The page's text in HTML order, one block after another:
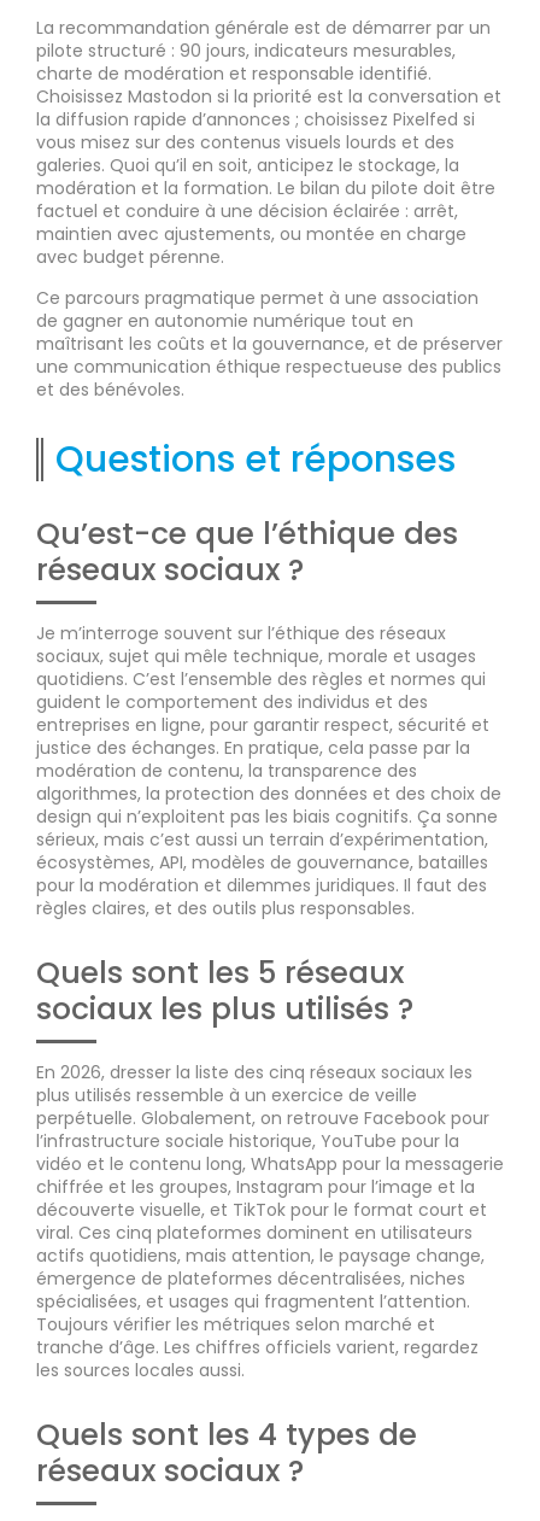
La recommandation générale est de démarrer par un
pilote structuré : 90 jours, indicateurs mesurables,
charte de modération et responsable identifié.
Choisissez Mastodon si la priorité est la conversation et
la diffusion rapide d’annonces ; choisissez Pixelfed si
vous misez sur des contenus visuels lourds et des
galeries. Quoi qu’il en soit, anticipez le stockage, la
modération et la formation. Le bilan du pilote doit être
factuel et conduire à une décision éclairée : arrêt,
maintien avec ajustements, ou montée en charge
avec budget pérenne.
Ce parcours pragmatique permet à une association
de gagner en autonomie numérique tout en
maîtrisant les coûts et la gouvernance, et de préserver
une communication éthique respectueuse des publics
et des bénévoles.
Questions et réponses
Qu’est-ce que l’éthique des
réseaux sociaux ?
Je m’interroge souvent sur l’éthique des réseaux
sociaux, sujet qui mêle technique, morale et usages
quotidiens. C’est l’ensemble des règles et normes qui
guident le comportement des individus et des
entreprises en ligne, pour garantir respect, sécurité et
justice des échanges. En pratique, cela passe par la
modération de contenu, la transparence des
algorithmes, la protection des données et des choix de
design qui n’exploitent pas les biais cognitifs. Ça sonne
sérieux, mais c’est aussi un terrain d’expérimentation,
écosystèmes, API, modèles de gouvernance, batailles
pour la modération et dilemmes juridiques. Il faut des
règles claires, et des outils plus responsables.
Quels sont les 5 réseaux
sociaux les plus utilisés ?
En 2026, dresser la liste des cinq réseaux sociaux les
plus utilisés ressemble à un exercice de veille
perpétuelle. Globalement, on retrouve Facebook pour
l’infrastructure sociale historique, YouTube pour la
vidéo et le contenu long, WhatsApp pour la messagerie
chiffrée et les groupes, Instagram pour l’image et la
découverte visuelle, et TikTok pour le format court et
viral. Ces cinq plateformes dominent en utilisateurs
actifs quotidiens, mais attention, le paysage change,
émergence de plateformes décentralisées, niches
spécialisées, et usages qui fragmentent l’attention.
Toujours vérifier les métriques selon marché et
tranche d’âge. Les chiffres officiels varient, regardez
les sources locales aussi.
Quels sont les 4 types de
réseaux sociaux ?